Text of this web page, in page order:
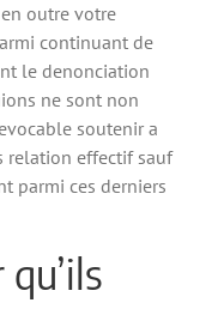
outre votre
continuant de
le denonciation
ne sont non
soutenir a
relation effectif sauf
parmi ces derniers